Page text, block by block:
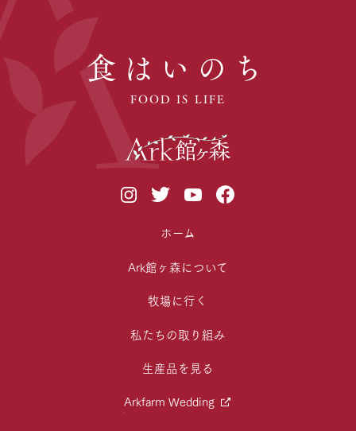
食はいのち
FOOD IS LIFE
ホーム
Ark館ヶ森について
牧場に行く
私たちの取り組み
生産品を見る
Arkfarm Wedding